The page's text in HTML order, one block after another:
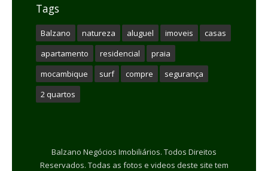
Tags
Balzano natureza aluguel imoveis
casas
apartamento
residencial
praia
mocambique
surf compre
segurança
2 quartos
Balzano Negócios Imobiliários. Todos Direitos
Reservados. Todas as fotos e videos deste site tem